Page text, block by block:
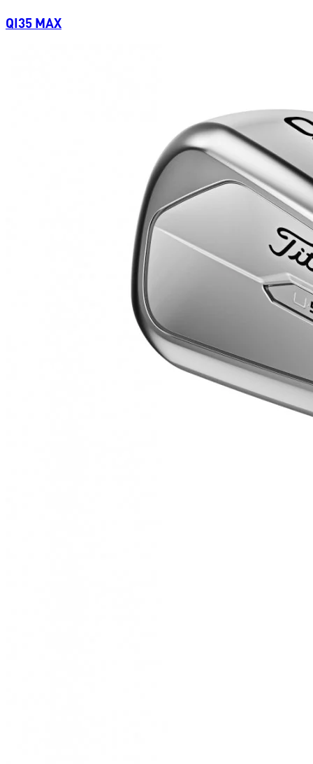
QI35 MAX